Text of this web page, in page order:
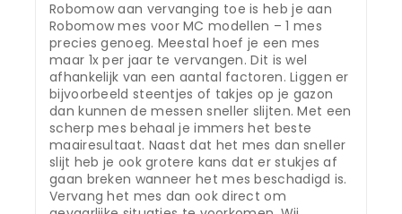
Robomow aan vervanging toe is heb je aan
Robomow mes voor MC modellen – 1 mes
precies genoeg. Meestal hoef je een mes
maar 1x per jaar te vervangen. Dit is wel
afhankelijk van een aantal factoren. Liggen er
bijvoorbeeld steentjes of takjes op je gazon
dan kunnen de messen sneller slijten. Met een
scherp mes behaal je immers het beste
maairesultaat. Naast dat het mes dan sneller
slijt heb je ook grotere kans dat er stukjes af
gaan breken wanneer het mes beschadigd is.
Vervang het mes dan ook direct om